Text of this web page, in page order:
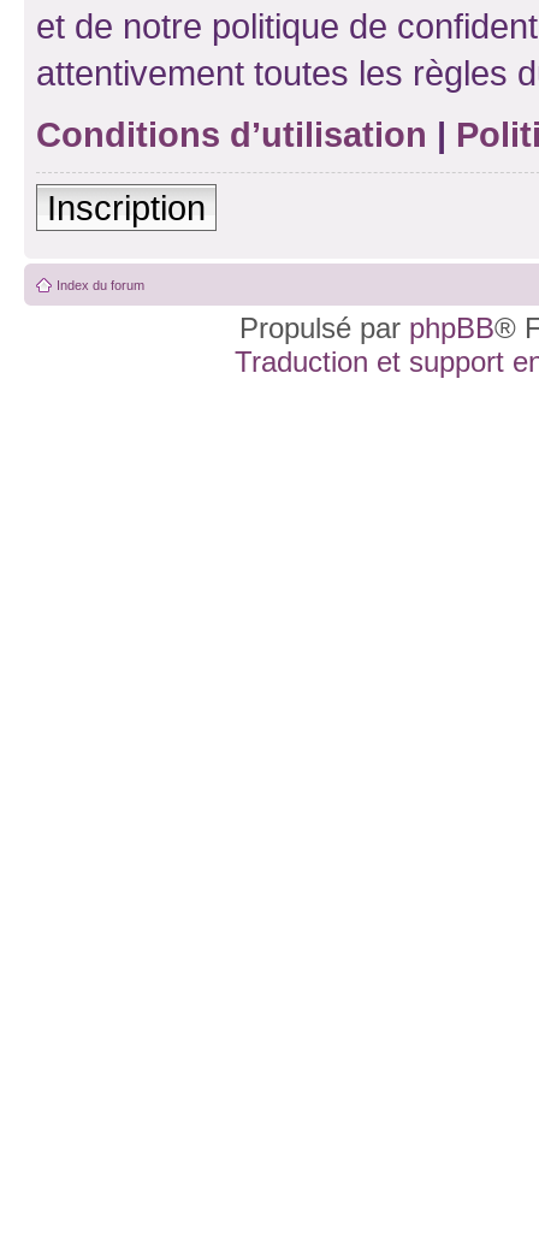
et de notre politique de
attentivement toutes les règles
Conditions d’utilisation |
Inscription
Index du forum
Propulsé par phpBB®
Traduction et support